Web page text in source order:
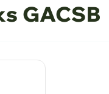
GACSB